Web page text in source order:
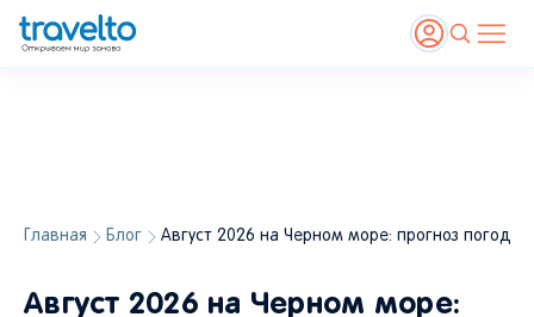
Главная Блог Август 2026 на Черном море: прогноз
Август 2026 на Черном море: